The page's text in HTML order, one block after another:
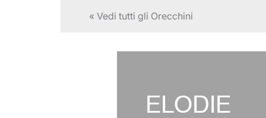
« Vedi tutti gli Orecchini
ELODIE